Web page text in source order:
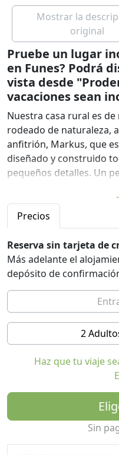
Mostrar la
original
Pruebe un lugar
en Funes? Podrá
vista desde
vacaciones sean
Nuestra casa rural es
rodeado de naturaleza,
anfitrión, Markus, que
diseñado y construido
pequeños detalles. Un
de nuestros bosques
Nuestra casa está
Magdalena de 1200
unos pocos minutos (a
para unas vacaciones
el Centro de Visitantes
público parada,
tienda de deportes,
centro de esquí
pistas de trineo y esquí
Alimentar a las vacas,
abajo, darle la leche a
a las gallinas y recoger
que sus hijos pueden
nuestros niños "Lilli" Zilli
acariciado. Equipos y
granero para los
su disposición.
Precios
Reserva sin tarjeta de
Más adelante el
depósito de
2
Haz que tu viaje
Sin